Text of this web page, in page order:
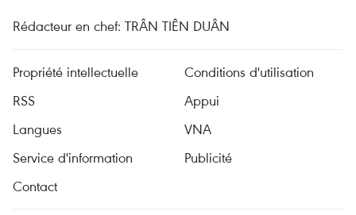
Rédacteur en chef: TRÂN TIÊN DUÂN
Propriété intellectuelle
Conditions d'utilisation
RSS
Appui
Langues
VNA
Service d'information
Publicité
Contact